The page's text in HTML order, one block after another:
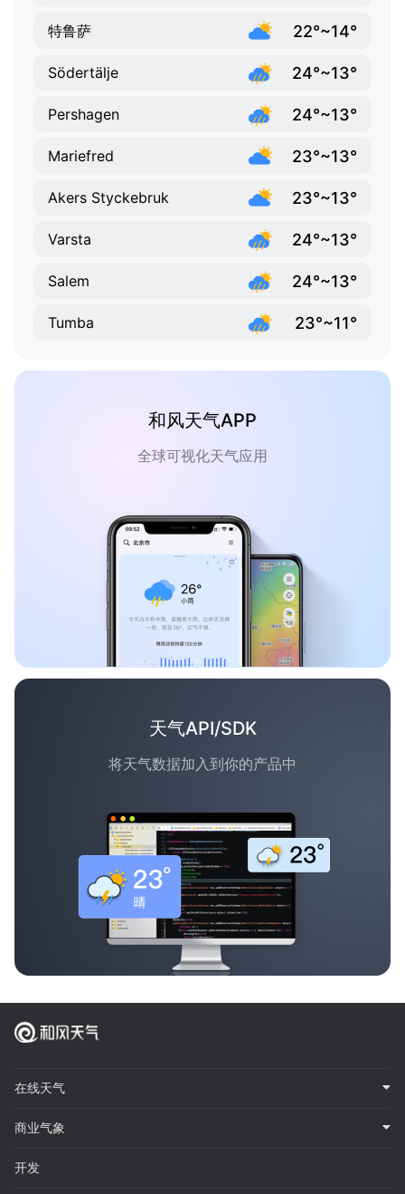
特鲁萨 22°~14°
Södertälje 24°~13°
Pershagen 24°~13°
Mariefred 23°~13°
Akers Styckebruk 23°~13°
Varsta 24°~13°
Salem 24°~13°
Tumba 23°~11°
和风天气APP
全球可视化天气应用
天气API/SDK
将天气数据加入到你的产品中
在线天气
商业气象
开发